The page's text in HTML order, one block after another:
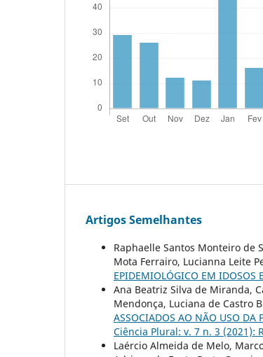
Artigos Semelhantes
Raphaelle Santos Monteiro de
Mota Ferrairo, Lucianna Leite
EPIDEMIOLÓGICO EM IDOSOS
Ana Beatriz Silva de Miranda,
Mendonça, Luciana de Castro
ASSOCIADOS AO NÃO USO DA
Ciência Plural: v. 7 n. 3 (2021):
Laércio Almeida de Melo,